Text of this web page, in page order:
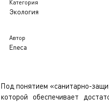
Категория
Экология
Автор
Eneca
Под понятием «санитарно-
которой обеспечивает